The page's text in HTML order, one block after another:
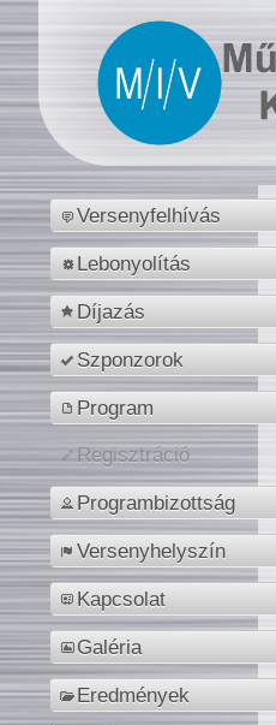
Versenyfelhívás
Lebonyolítás
Díjazás
Szponzorok
Program
Regisztráció
Programbizottság
Versenyhelyszín
Kapcsolat
Galéria
Eredmények